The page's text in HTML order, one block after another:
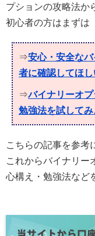
プションの攻略法か
初心者の方はまずは
⇒安心・安全な
者に確認してほ
⇒バイナリーオ
勉強法を試してみ
こちらの記事を参考
これからバイナリー
心構え・勉強法など